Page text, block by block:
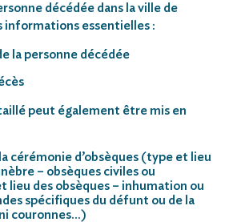
décédée dans la ville de
essentielles :
la personne décédée
peut également être mis en
cérémonie d’obsèques (type et lieu
– obsèques civiles ou
lieu des obsèques – inhumation ou
spécifiques du défunt ou de la
couronnes…)